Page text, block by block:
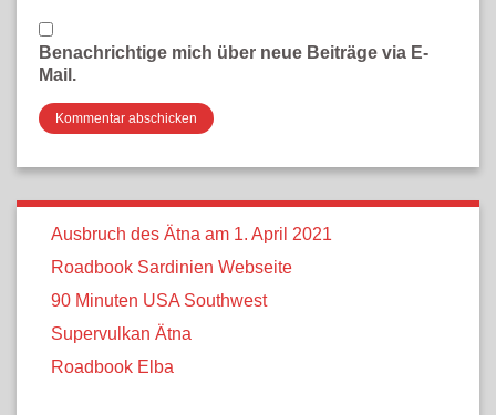
Benachrichtige mich über neue Beiträge via E-
Mail.
Ausbruch des Ätna am 1. April 2021
Roadbook Sardinien Webseite
90 Minuten USA Southwest
Supervulkan Ätna
Roadbook Elba